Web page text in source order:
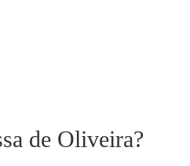
de Oliveira?